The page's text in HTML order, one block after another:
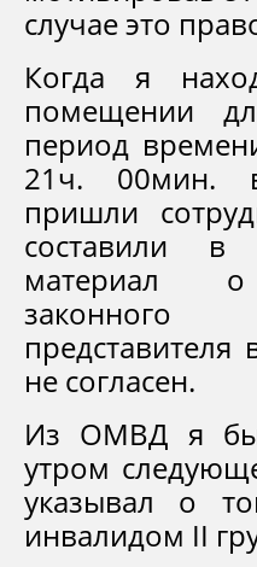
случае это
Когда я
помещении
период
21ч. 00мин.
пришли
составили
материал о
не согласен.
Из ОМВД я
утром
указывал о
инвалидом II